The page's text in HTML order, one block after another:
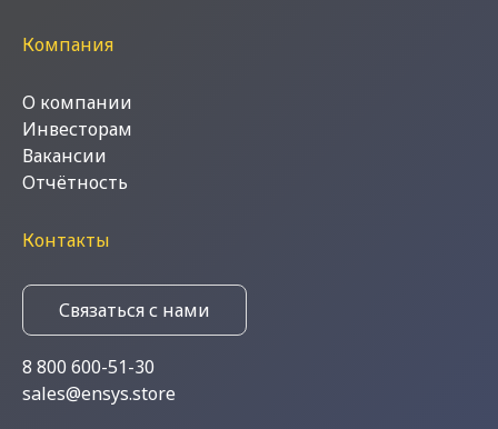
Компания
О компании
Инвесторам
Вакансии
Отчётность
Контакты
Связаться с нами
8 800 600-51-30
sales@ensys.store